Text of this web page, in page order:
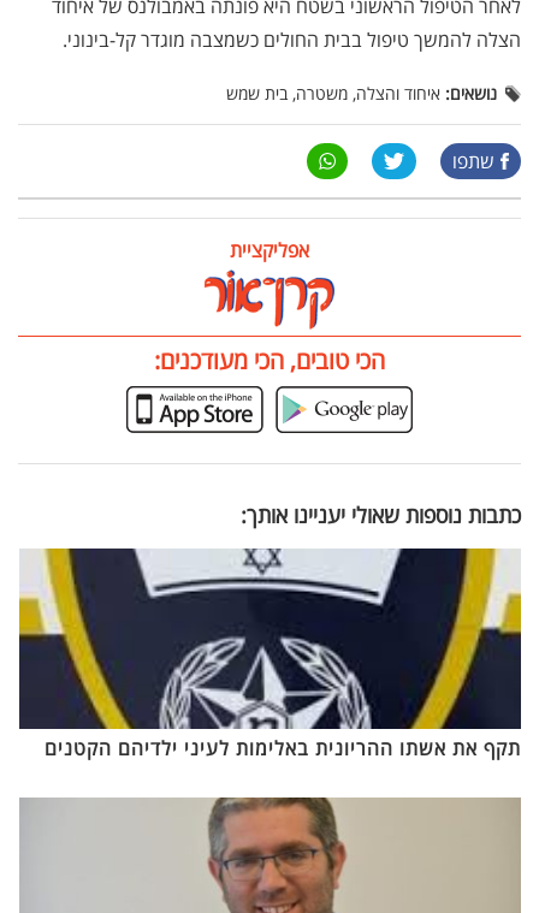
לאחר הטיפול הראשוני בשטח היא פונתה באמבולנס של איחוד
הצלה להמשך טיפול בבית החולים כשמצבה מוגדר קל-בינוני.
נושאים: איחוד והצלה, משטרה, בית שמש
שתפו
אפליקציית
הכי טובים, הכי מעודכנים:
כתבות נוספות שאולי יעניינו אותך:
תקף את אשתו ההריונית באלימות לעיני ילדיהם הקטנים